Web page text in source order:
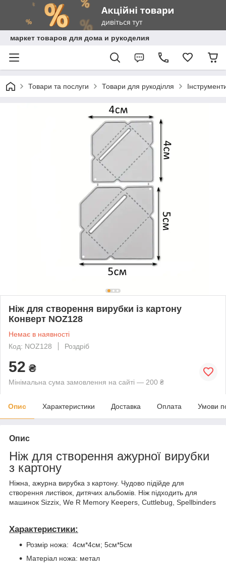
маркет товаров для дома и рукоделия
Товари та послуги Товари для рукоділля
Ніж для створення вирубки із картону
Конверт NOZ128
Немає в наявності
Код: NOZ128
Роздріб
52 ₴
Мінімальна сума замовлення на сайті — 200 ₴
Опис Характеристики Доставка Оплата Умови
Опис
Ніж для створення ажурної вирубки
з картону
Ніжна, ажурна вирубка з картону. Чудово підійде для
створення листівок, дитячих альбомів. Ніж підходить для
машинок Sizzix, We R Memory Keepers, Cuttlebug, Spellbinders
Характеристики:
Розмір ножа: 4см*4см; 5см*5см
Матеріал ножа: метал